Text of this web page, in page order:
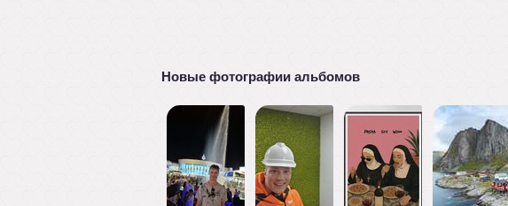
Новые фотографии альбомов